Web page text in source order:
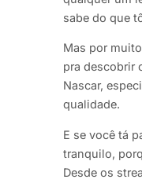
sabe do que
Mas por
pra descobrir
Nascar,
qualidade.
E se você tá
tranquilo,
Desde os